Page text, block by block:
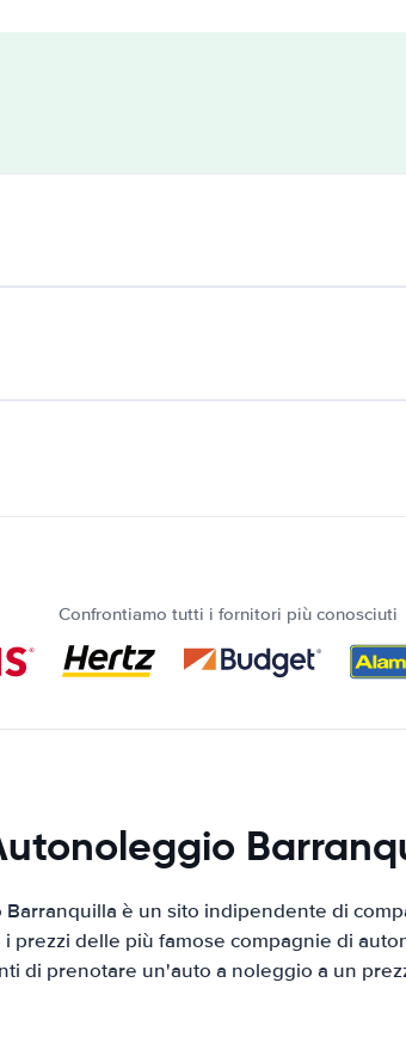
Confrontiamo tutti i fornitori più conosciuti
Barranquilla è un sito indipendente di
prezzi delle più famose compagnie di
di prenotare un'auto a noleggio a un